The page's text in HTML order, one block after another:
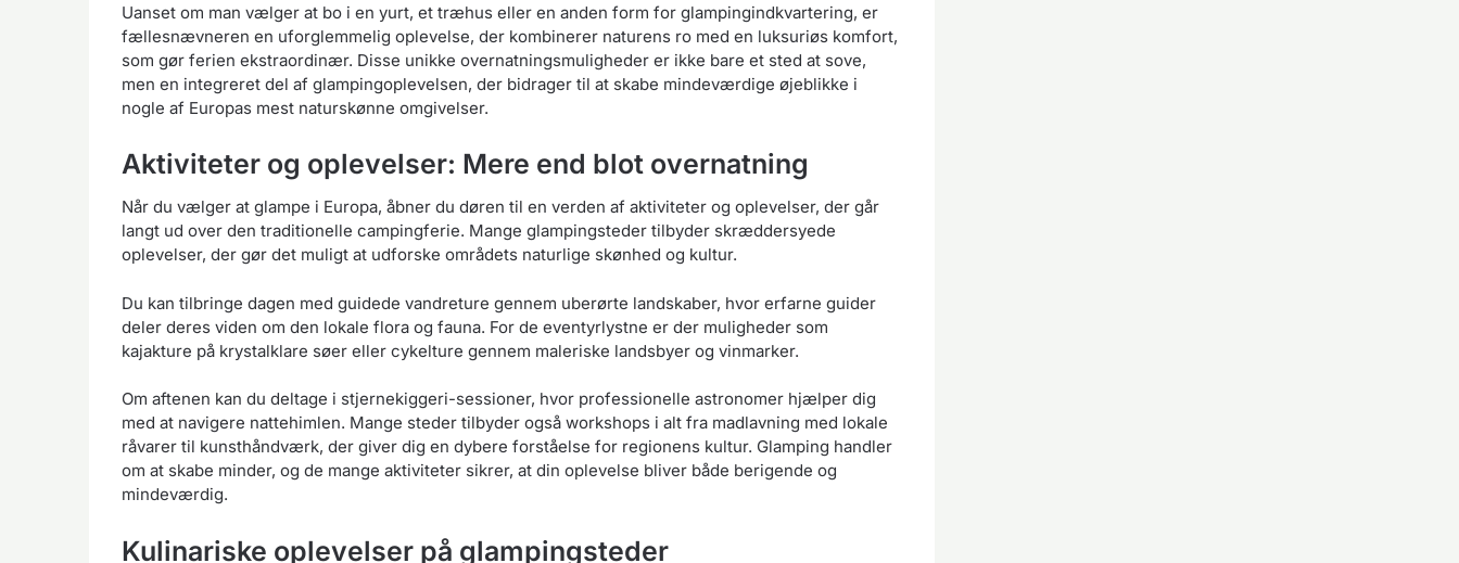
Uanset om man vælger at bo i en yurt, et træhus eller en anden form for glampingindkvartering, er
fællesnævneren en uforglemmelig oplevelse, der kombinerer naturens ro med en luksuriøs komfort,
som gør ferien ekstraordinær. Disse unikke overnatningsmuligheder er ikke bare et sted at sove,
men en integreret del af glampingoplevelsen, der bidrager til at skabe mindeværdige øjeblikke i
nogle af Europas mest naturskønne omgivelser.
Aktiviteter og oplevelser: Mere end blot overnatning
Når du vælger at glampe i Europa, åbner du døren til en verden af aktiviteter og oplevelser, der går
langt ud over den traditionelle campingferie. Mange glampingsteder tilbyder skræddersyede
oplevelser, der gør det muligt at udforske områdets naturlige skønhed og kultur.
Du kan tilbringe dagen med guidede vandreture gennem uberørte landskaber, hvor erfarne guider
deler deres viden om den lokale flora og fauna. For de eventyrlystne er der muligheder som
kajakture på krystalklare søer eller cykelture gennem maleriske landsbyer og vinmarker.
Om aftenen kan du deltage i stjernekiggeri-sessioner, hvor professionelle astronomer hjælper dig
med at navigere nattehimlen. Mange steder tilbyder også workshops i alt fra madlavning med lokale
råvarer til kunsthåndværk, der giver dig en dybere forståelse for regionens kultur. Glamping handler
om at skabe minder, og de mange aktiviteter sikrer, at din oplevelse bliver både berigende og
mindeværdig.
Kulinariske oplevelser på glampingsteder